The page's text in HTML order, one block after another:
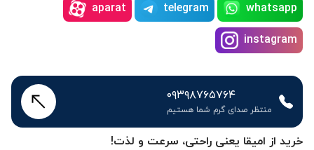
خرید از امیقا یعنی راحتی، سرعت و لذت!
whatsapp
telegram
aparat
instagram
۰۹۳۹۸۷۶۵۷۶۴
منتظر صدای گرم شما هستیم